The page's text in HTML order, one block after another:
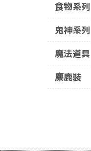
食物系列
鬼神系列
魔法道具
麋鹿裝